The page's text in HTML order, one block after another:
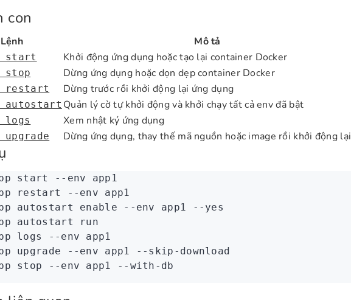
con
Lệnh Mô tả
start Khởi động ứng dụng hoặc tạo lại container Docker
stop Dừng ứng dụng hoặc dọn dẹp container Docker
restart Dừng trước rồi khởi động lại ứng dụng
autostart Quản lý cờ tự khởi động và khởi chạy tất cả env đã bật
logs Xem nhật ký ứng dụng
upgrade Dừng ứng dụng, thay thế mã nguồn hoặc image rồi khởi động lại
start --env app1
restart --env app1
autostart enable --env app1 --yes
autostart run
logs --env app1
upgrade --env app1 --skip-download
stop --env app1 --with-db